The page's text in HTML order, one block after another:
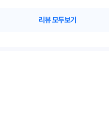
리뷰 모두보기